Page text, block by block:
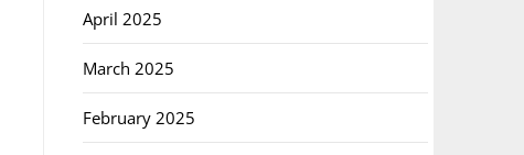
April 2025
March 2025
February 2025